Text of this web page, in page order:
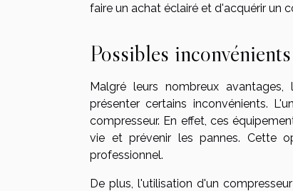
faire un achat éclairé et d'acquérir un
Possibles
Malgré leurs nombreux
présenter certains inconvénients.
compresseur. En effet, ces
vie et prévenir les pannes. Cette
professionnel.
De plus, l'utilisation d'un